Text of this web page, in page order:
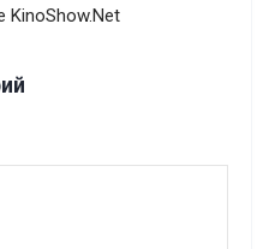
KinoShow.Net